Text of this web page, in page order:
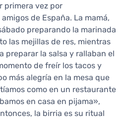
primera vez por
de España. La mamá,
preparando la marinada
las mejillas de res, mientras
preparar la salsa y rallaban el
de freír los tacos y
más alegría en la mesa que
como en un restaurante
en casa en pijama»,
la birria es su ritual